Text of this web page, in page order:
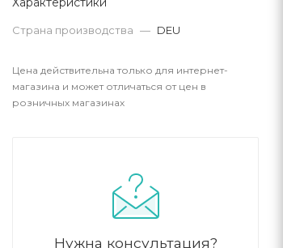
Страна производства — DEU
Цена действительна только для интернет-
магазина и может отличаться от цен в
розничных магазинах
Нужна консультация?